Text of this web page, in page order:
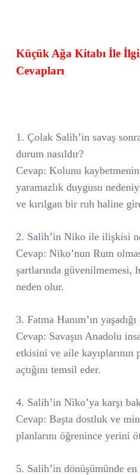
Küçük Ağa Kitabı İle
Cevapları
1. Çolak Salih’in savaş
durum nasıldır?
Cevap: Kolunu
yaramazlık duygusu
ve kırılgan bir ruh haline
2. Salih’in Niko ile ilişkisi
Cevap: Niko’nun Rum
şartlarında güvenilmemesi,
neden olur.
3. Fatma Hanım’ın
Cevap: Savaşın Anadolu
etkisini ve aile
açtığını temsil eder.
4. Salih’in Niko’ya karşı
Cevap: Başta dostluk ve
planlarını öğrenince yerini
5. Salih’in dönüşümünde